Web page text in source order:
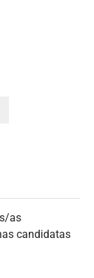
as
candidatas